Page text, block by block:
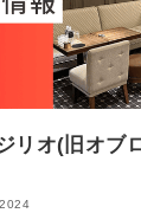
リオ(旧オブ